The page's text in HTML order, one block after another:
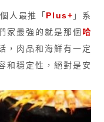
人最推「 Plus+ 」系
家最強的就是那個 哈
，肉品和海鮮有一定
和穩定性，絕對是安